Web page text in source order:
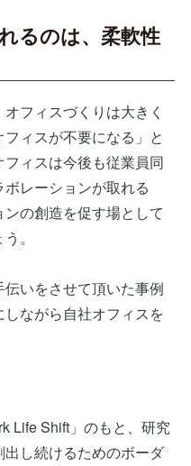
るのは、柔軟性
フィスづくりは大きく
ィスが不要になる」と
ィスは今後も従業員同
レーションが取れる
の創造を促す場として
。
いをさせて頂いた事例
ながら自社オフィスを
Life Shift」のもと、研究
し続けるためのボーダ